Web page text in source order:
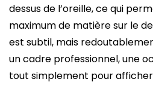
dessus de l’oreille, ce qui
maximum de matière sur le
est subtil, mais
un cadre professionnel, une
tout simplement pour